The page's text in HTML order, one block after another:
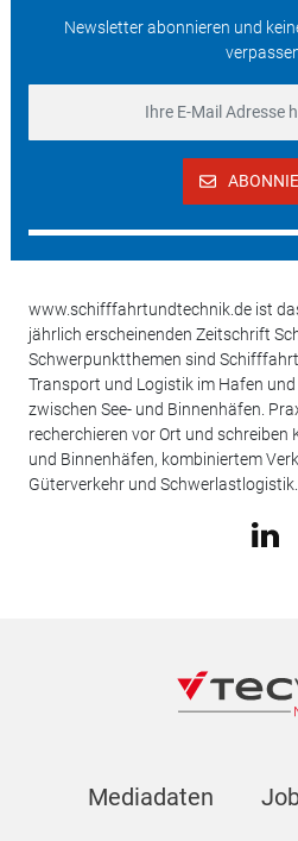
Newsletter abonnieren und
www.schifffahrtundtechnik.de ist
jährlich erscheinenden Zeitschrift
Schwerpunktthemen sind
Transport und Logistik im Hafen
zwischen See- und Binnenhäfen.
recherchieren vor Ort und schreiben
und Binnenhäfen, kombiniertem
Güterverkehr und Schwerlastlogistik.
Mediadaten